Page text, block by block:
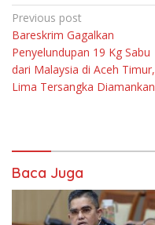
Navigasi
pos
Previous post
Bareskrim Gagalkan
Penyelundupan 19 Kg Sabu
dari Malaysia di Aceh Timur,
Lima Tersangka Diamankan
Baca Juga